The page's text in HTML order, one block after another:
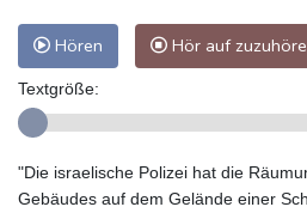
Hören Hör auf
Textgröße:
"Die israelische Polizei hat die
Gebäudes auf dem Gelände einer